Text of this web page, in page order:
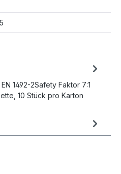
1492-2Safety Faktor 7:1
10 Stück pro Karton